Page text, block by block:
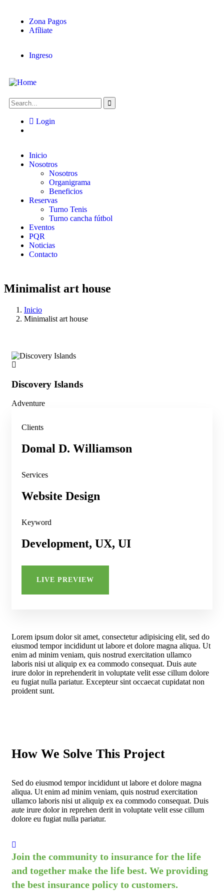
Zona Pagos
Afíliate
Ingreso
Login
Inicio
Nosotros
Nosotros
Organigrama
Beneficios
Reservas
Turno Tenis
Turno cancha fútbol
Eventos
PQR
Noticias
Contacto
Minimalist art house
Inicio
Minimalist art house
Discovery Islands
Adventure
Clients
Domal D. Williamson
Services
Website Design
Keyword
Development, UX, UI
LIVE PREVIEW
Lorem ipsum dolor sit amet, consectetur adipisicing elit, sed do
eiusmod tempor incididunt ut labore et dolore magna aliqua. Ut
enim ad minim veniam, quis nostrud exercitation ullamco
laboris nisi ut aliquip ex ea commodo consequat. Duis aute
irure dolor in reprehenderit in voluptate velit esse cillum dolore
eu fugiat nulla pariatur. Excepteur sint occaecat cupidatat non
proident sunt.
How We Solve This Project
Sed do eiusmod tempor incididunt ut labore et dolore magna
aliqua. Ut enim ad minim veniam, quis nostrud exercitation
ullamco laboris nisi ut aliquip ex ea commodo consequat. Duis
aute irure dolor in reprehen derit in voluptate velit esse cillum
dolore eu fugiat nulla pariatur.
Join the community to insurance for the life
and together make the life best. We providing
the best insurance policy to customers.